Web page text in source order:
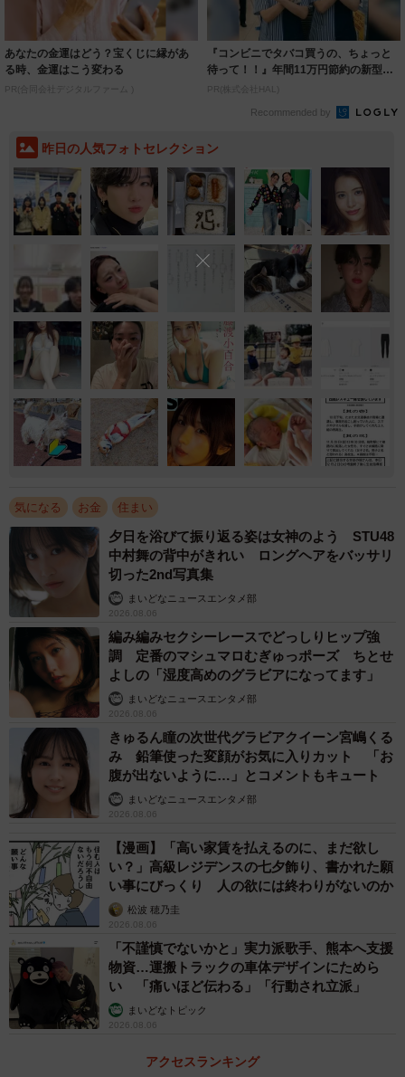
あなたの金運はどう？宝くじに縁があ
る時、金運はこう変わる
PR(合同会社デジタルファーム )
『コンビニでタバコ買うの、ちょっと
待って！！』年間11万円節約の新型タ
バコ
PR(株式会社HAL)
Recommended by
昨日の人気フォトセレクション
気になる お金 住まい
夕日を浴びて振り返る姿は女神のよう STU48
中村舞の背中がきれい ロングヘアをバッサリ
切った2nd写真集
まいどなニュースエンタメ部
2026.08.06
編み編みセクシーレースでどっしりヒップ強
調 定番のマシュマロむぎゅっポーズ ちとせ
よしの「湿度高めのグラビアになってます」
まいどなニュースエンタメ部
2026.08.06
きゅるん瞳の次世代グラビアクイーン宮嶋くる
み 鉛筆使った変顔がお気に入りカット 「お
腹が出ないように…」とコメントもキュート
まいどなニュースエンタメ部
2026.08.06
【漫画】「高い家賃を払えるのに、まだ欲し
い？」高級レジデンスの七夕飾り、書かれた願
い事にびっくり 人の欲には終わりがないのか
松波 穂乃圭
2026.08.06
「不謹慎でないかと」実力派歌手、熊本へ支援
物資…運搬トラックの車体デザインにためら
い 「痛いほど伝わる」「行動され立派」
まいどなトピック
2026.08.06
アクセスランキング